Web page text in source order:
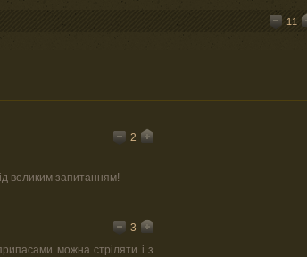
11
2
великим запитанням!
3
можна стріляти і з